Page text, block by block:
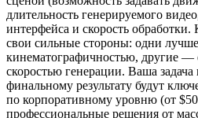
длительность генерируемого
интерфейса и скорость
свои сильные стороны: одни
кинематографичностью, другие —
скоростью генерации. Ваша задача
финальному результату будут
по корпоративному уровню (от
профессиональные решения от